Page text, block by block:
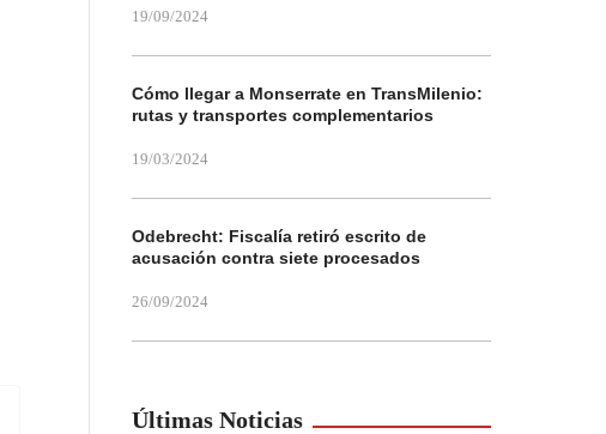
19/09/2024
Cómo llegar a Monserrate en TransMilenio:
rutas y transportes complementarios
19/03/2024
Odebrecht: Fiscalía retiró escrito de
acusación contra siete procesados
26/09/2024
Últimas Noticias